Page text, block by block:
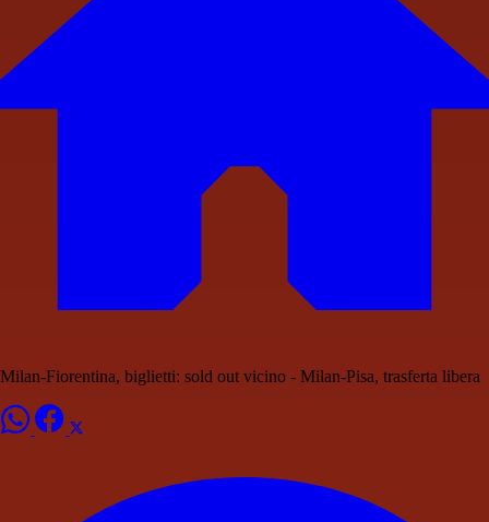
Milan-Fiorentina, biglietti: sold out vicino - Milan-Pisa, trasferta libera